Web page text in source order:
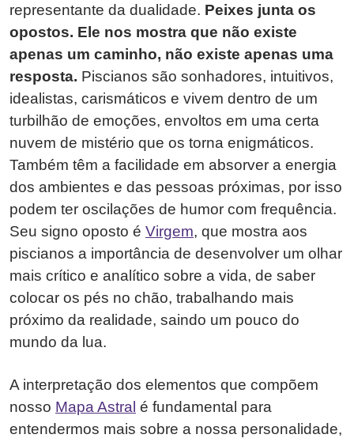
representante da dualidade. Peixes junta os
opostos. Ele nos mostra que não existe
apenas um caminho, não existe apenas uma
resposta. Piscianos são sonhadores, intuitivos,
idealistas, carismáticos e vivem dentro de um
turbilhão de emoções, envoltos em uma certa
nuvem de mistério que os torna enigmáticos.
Também têm a facilidade em absorver a energia
dos ambientes e das pessoas próximas, por isso
podem ter oscilações de humor com frequência.
Seu signo oposto é Virgem, que mostra aos
piscianos a importância de desenvolver um olhar
mais crítico e analítico sobre a vida, de saber
colocar os pés no chão, trabalhando mais
próximo da realidade, saindo um pouco do
mundo da lua.
A interpretação dos elementos que compõem
nosso Mapa Astral é fundamental para
entendermos mais sobre a nossa personalidade,